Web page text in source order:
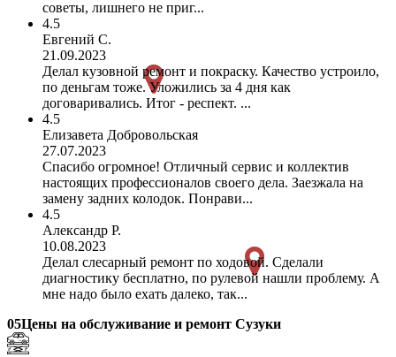
советы, лишнего не приг...
4.5
Евгений С.
21.09.2023
Делал кузовной ремонт и покраску. Качество устроило,
по деньгам тоже. Уложились за 4 дня как
договаривались. Итог - респект. ...
4.5
Елизавета Добровольская
27.07.2023
Спасибо огромное! Отличный сервис и коллектив
настоящих профессионалов своего дела. Заезжала на
замену задних колодок. Понрави...
4.5
Александр Р.
10.08.2023
Делал слесарный ремонт по ходовой. Сделали
диагностику бесплатно, по рулевой нашли проблему. А
мне надо было ехать далеко, так...
05Цены на обслуживание и ремонт Сузуки